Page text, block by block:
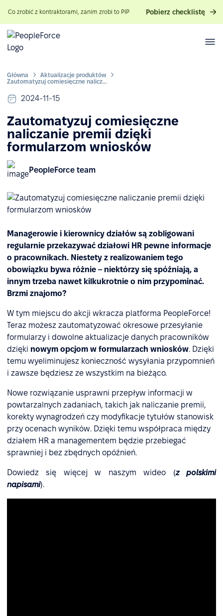
Co zrobić z kontraktorami, zanim zrobi to PIP Pobierz checklistę
Główna
Aktualizacje produktów
Zautomatyzuj comiesięczne naliczanie premii dzięki formularzom wniosków
2024-11-15
Zautomatyzuj comiesięczne
naliczanie premii dzięki
formularzom wniosków
PeopleForce team
Managerowie i kierownicy działów są zobligowani
regularnie przekazywać działowi HR pewne informacje
o pracownikach. Niestety z realizowaniem tego
obowiązku bywa różnie – niektórzy się spóźniają, a
innym trzeba nawet kilkukrotnie o nim przypominać.
Brzmi znajomo?
W tym miejscu do akcji wkracza platforma PeopleForce!
Teraz możesz zautomatyzować okresowe przesyłanie
formularzy i dowolne aktualizacje danych pracowników
dzięki nowym opcjom w formularzach wniosków. Dzięki
temu wyeliminujesz konieczność wysyłania przypomnień
i zawsze będziesz ze wszystkim na bieżąco.
Nowe rozwiązanie usprawni przepływ informacji w
powtarzalnych zadaniach, takich jak naliczanie premii,
korekty wynagrodzeń czy modyfikacje tytułów stanowisk
przy ocenach wyników. Dzięki temu współpraca między
działem HR a managementem będzie przebiegać
sprawniej i bez zbędnych opóźnień.
Dowiedz się więcej w naszym wideo (z polskimi
napisami).